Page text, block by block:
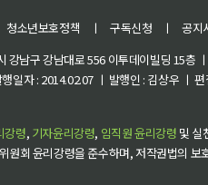
청소년보호정책 ㅣ 구독신청 ㅣ 공지
강남구 강남대로 556 이투데이빌딩 15층
일자 : 2014.02.07 ㅣ 발행인 : 김상우 ㅣ
강령, 기자윤리강령, 임직원 윤리강령 및 실
회 윤리강령을 준수하며, 저작권법의 보